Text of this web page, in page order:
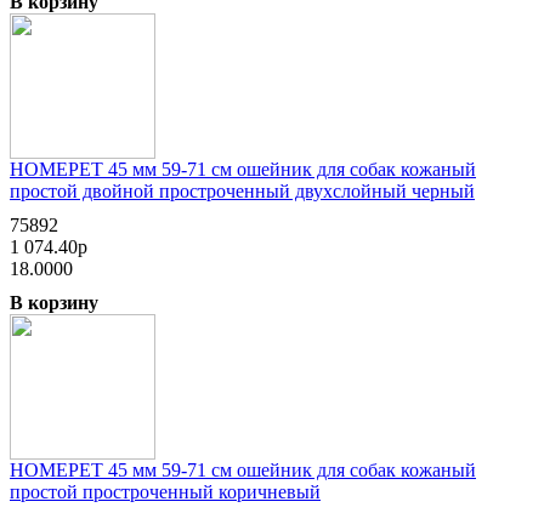
HOMEPET 45 мм 59-71 см ошейник для собак кожаный
простой двойной простроченный двухслойный черный
75892
1 074.40р
18.0000
В корзину
HOMEPET 45 мм 59-71 см ошейник для собак кожаный
простой простроченный коричневый